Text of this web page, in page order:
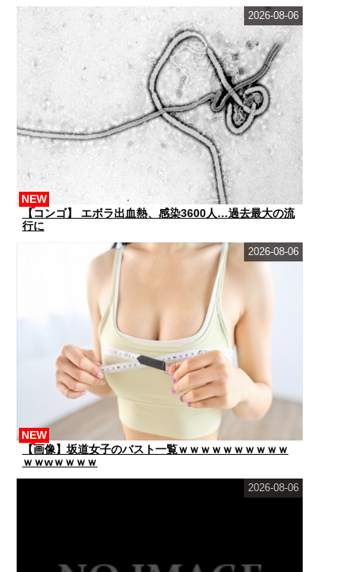
【コンゴ】 エボラ出血熱、感染3600人…過去最大の流
行に
NEW
2026-08-06
【画像】坂道女子のバスト一覧ｗｗｗｗｗｗｗｗｗｗ
ｗｗwｗｗｗｗ
NEW
2026-08-06
2026-08-06